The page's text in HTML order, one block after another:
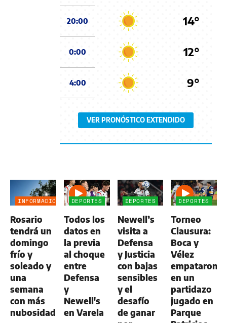
20:00 14°
0:00 12°
4:00 9°
VER PRONÓSTICO EXTENDIDO
INFORMACIÓN
Rosario
tendrá un
domingo
frío y
soleado y
una
semana
con más
nubosidad
DEPORTES
Todos los
datos en
la previa
al choque
entre
Defensa
y
Newell's
en Varela
DEPORTES
Newell’s
visita a
Defensa
y Justicia
con bajas
sensibles
y el
desafío
de ganar
DEPORTES
Torneo
Clausura:
Boca y
Vélez
empataron
en un
partidazo
jugado en
Parque